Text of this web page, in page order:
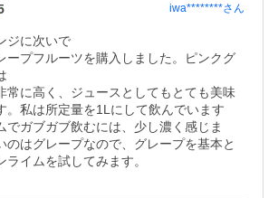
iwa********さん
ジに次いで
ープフルーツを購入しました。ピンクグ
常に高く、ジュースとしてもとても美味
。私は所定量を1Lにして飲んでいます
でガブガブ飲むには、少し濃く感じま
のはグレープなので、グレープを基本と
ライムを試してみます。